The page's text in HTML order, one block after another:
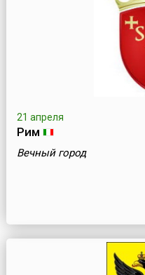
21 апреля
Рим
Вечный город